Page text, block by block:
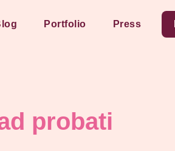
Portfolio Press
probati